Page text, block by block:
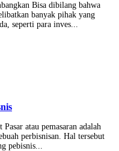
Bisa dibilang bahwa
banyak pihak yang
seperti para inves...
atau pemasaran adalah
perbisnisan. Hal tersebut
pebisnis...